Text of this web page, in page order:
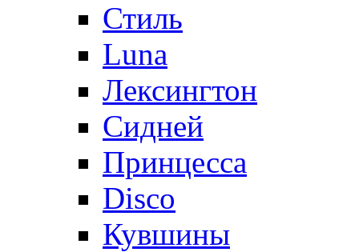
Стиль
Luna
Лексингтон
Сидней
Принцесса
Disco
Кувшины